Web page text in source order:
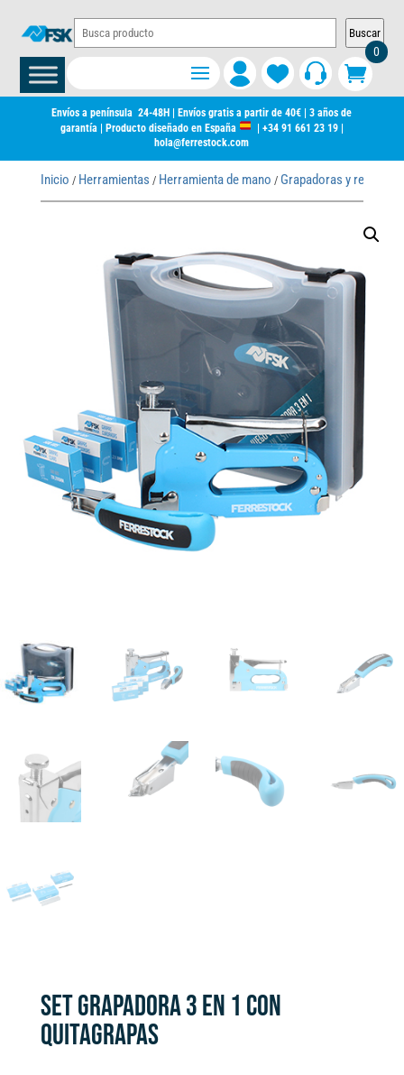
Buscar
0
Envíos a península 24-48H | Envíos gratis a partir de 40€ | 3 años de
garantía | Producto diseñado en España
+34 91 661 23 19|
hola@ferrestock.com
Inicio / Herramientas / Herramienta de mano / Grapadoras y
SET GRAPADORA 3 EN 1 CON
QUITAGRAPAS